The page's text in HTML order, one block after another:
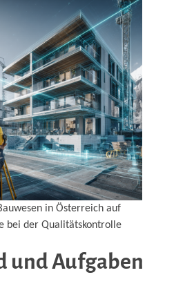
in Österreich auf
bei der Qualitätskontrolle
und Aufgaben